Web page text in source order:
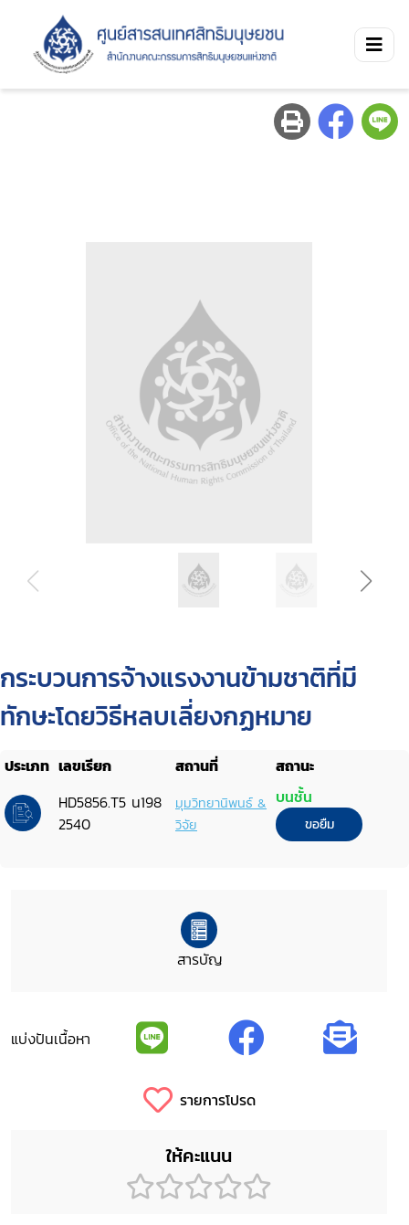
กระบวนการจ้างแรงงานข้ามชาติที่มี
ทักษะโดยวิธีหลบเลี่ยงกฏหมาย
ประเภท เลขเรียก สถานที่
สถานะ
HD5856.T5 น198
2540
มุมวิทยานิพนธ์ &
วิจัย
บนชั้น
ขอยืม
สารบัญ
แบ่งปันเนื้อหา
รายการโปรด
ให้คะแนน